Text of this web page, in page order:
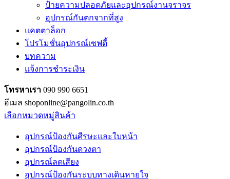
ป้ายความปลอดภัยและอุปกรณ์งานจราจร
อุปกรณ์กันตกจากที่สูง
แคตตาล็อก
โปรโมชั่นอุปกรณ์เซฟตี้
บทความ
แจ้งการชำระเงิน
โทรหาเรา 090 990 6651
อีเมล shoponline@pangolin.co.th
เลือกหมวดหมู่สินค้า
อุปกรณ์ป้องกันศีรษะและใบหน้า
อุปกรณ์ป้องกันดวงตา
อุปกรณ์ลดเสียง
อุปกรณ์ป้องกันระบบทางเดินหายใจ